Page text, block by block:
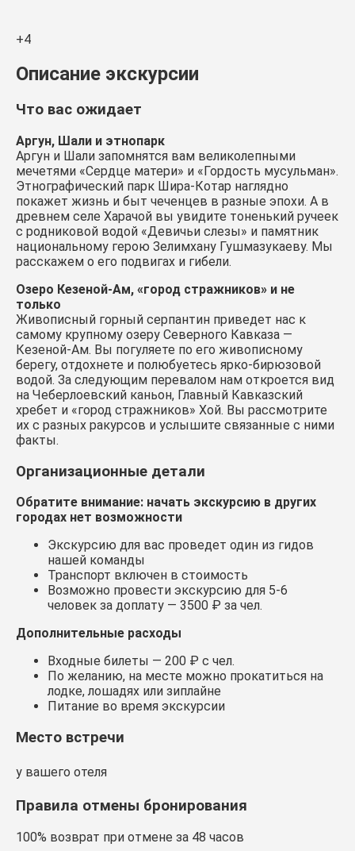
+4
Описание экскурсии
Что вас ожидает
Аргун, Шали и этнопарк
Аргун и Шали запомнятся вам великолепными
мечетями «Сердце матери» и «Гордость мусульман».
Этнографический парк Шира-Котар наглядно
покажет жизнь и быт чеченцев в разные эпохи. А в
древнем селе Харачой вы увидите тоненький ручеек
с родниковой водой «Девичьи слезы» и памятник
национальному герою Зелимхану Гушмазукаеву. Мы
расскажем о его подвигах и гибели.
Озеро Кезеной-Ам, «город стражников» и не
только
Живописный горный серпантин приведет нас к
самому крупному озеру Северного Кавказа —
Кезеной-Ам. Вы погуляете по его живописному
берегу, отдохнете и полюбуетесь ярко-бирюзовой
водой. За следующим перевалом нам откроется вид
на Чеберлоевский каньон, Главный Кавказский
хребет и «город стражников» Хой. Вы рассмотрите
их с разных ракурсов и услышите связанные с ними
факты.
Организационные детали
Обратите внимание: начать экскурсию в других
городах нет возможности
Экскурсию для вас проведет один из гидов
нашей команды
Транспорт включен в стоимость
Возможно провести экскурсию для 5-6
человек за доплату — 3500 ₽ за чел.
Дополнительные расходы
Входные билеты — 200 ₽ с чел.
По желанию, на месте можно прокатиться на
лодке, лошадях или зиплайне
Питание во время экскурсии
Место встречи
у вашего отеля
Правила отмены бронирования
100% возврат при отмене за 48 часов